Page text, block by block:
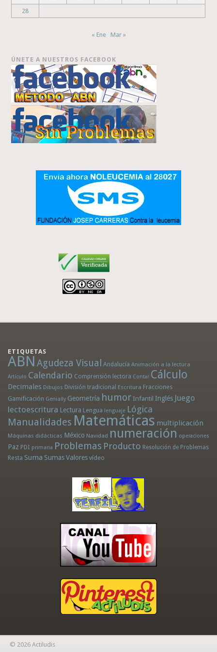
28
« Ene Mar »
ÚNETE A NUESTROS FACEBOOK
ETIQUETAS
ABN Agudeza Visual Andalucía Animación a la lectura
Artículo Calendario Comprensión lectora Contar Cálculo
Decimales Dibujos División tradicional Escritura Fracciones
Gamificación Genially Geometría humor Infantil Inglés Juego
lectoescritura Lectura Lengua lenguaje Lógica
Manualidades Matemáticas multiplicación
Máquinas didácticas México Navidad numeración operaciones
Paz PDI primaria Problemas Producto Resolución de Problemas
Resta Suma Sumas Valores vídeo
© 2026 Actiludis